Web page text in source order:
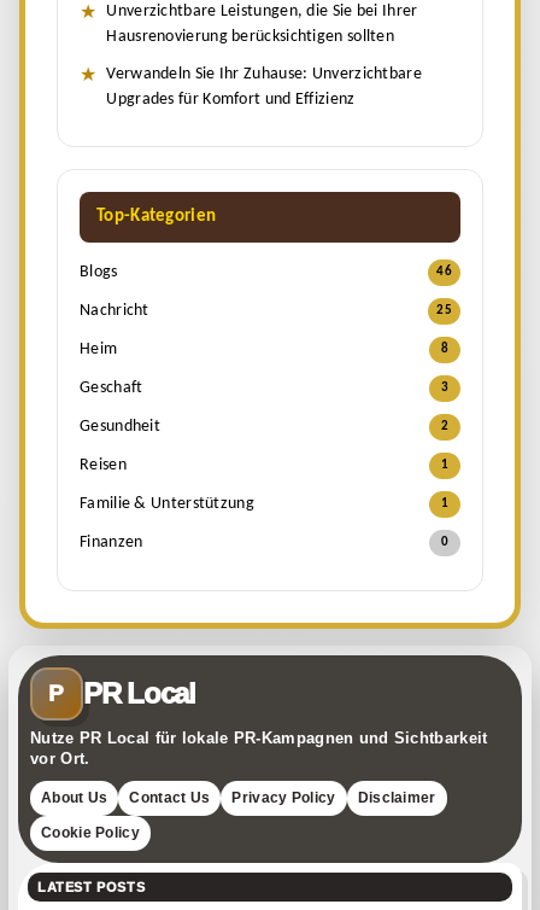
Unverzichtbare Leistungen, die Sie bei Ihrer
Hausrenovierung berücksichtigen sollten
Verwandeln Sie Ihr Zuhause: Unverzichtbare
Upgrades für Komfort und Effizienz
Top-Kategorien
Blogs 46
Nachricht 25
Heim 8
Geschaft 3
Gesundheit 2
Reisen 1
Familie & Unterstützung 1
Finanzen 0
P PR Local
Nutze PR Local für lokale PR-Kampagnen und Sichtbarkeit
vor Ort.
About Us Contact Us Privacy Policy Disclaimer
Cookie Policy
LATEST POSTS